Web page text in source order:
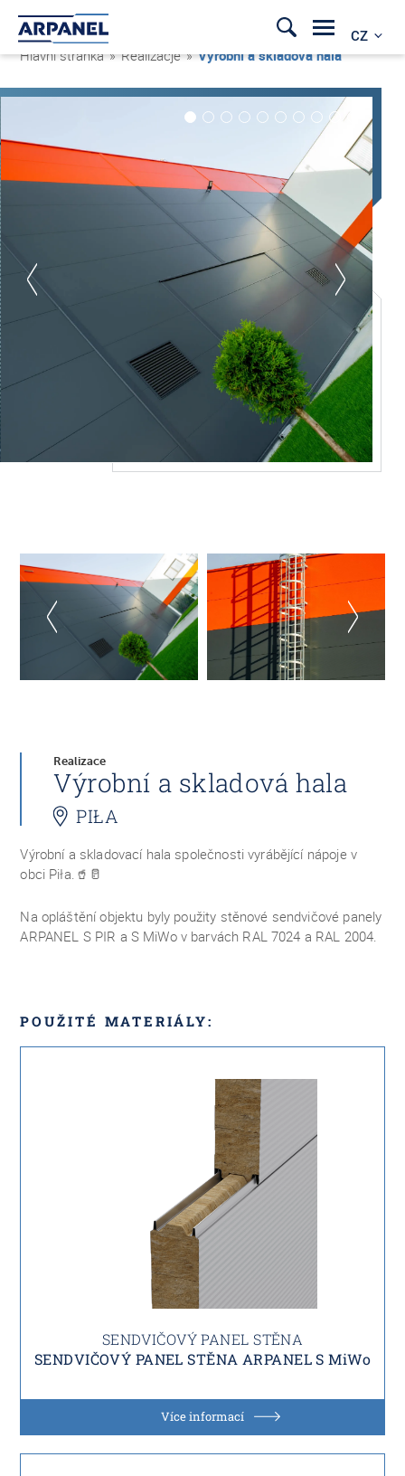
CZ
Hlavní stránka » Realizacje »Výrobní a skladová hala
Realizace
Výrobní a skladová hala
PIŁA
Výrobní a skladovací hala společnosti vyrábějící nápoje v
obci Piła. 🥤🥛
Na opláštění objektu byly použity stěnové sendvičové panely
ARPANEL S PIR a S MiWo v barvách RAL 7024 a RAL 2004.
POUŽITÉ MATERIÁLY:
SENDVIČOVÝ PANEL STĚNA
SENDVIČOVÝ PANEL STĚNA ARPANEL S MiWo
Více informací